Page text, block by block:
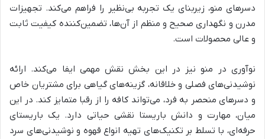
دسرهای منو، زیربنای یک تجربه بی‌نظیر را فراهم می‌کند. تجهیزات
مدرن و نگهداری صحیح و منظم از آن‌ها، تضمین‌کننده کیفیت ثابت
و عالی محصولات است.
نوآوری در منو نیز در این بخش نقش مهمی ایفا می‌کند. ارائه
نوشیدنی‌های فصلی و خلاقانه، گزینه‌های گیاهی برای مشتریان خاص
و دسرهای منحصر به فرد، می‌تواند کافه را از رقبا متمایز کند. در این
میان، مهارت و دانش باریستا نقشی حیاتی دارد. یک باریستای
حرفه‌ای، با تسلط بر تکنیک‌های تهیه انواع قهوه و نوشیدنی‌های سرد